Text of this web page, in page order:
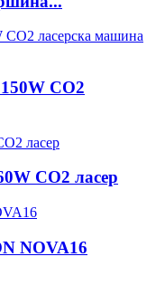
CO2
CO2 ласер
NOVA16